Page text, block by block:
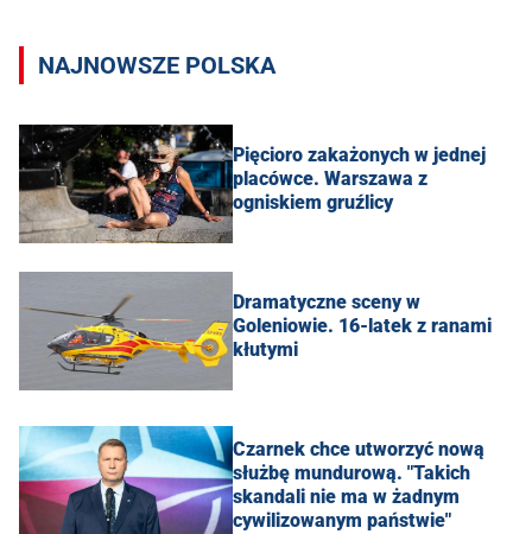
NAJNOWSZE POLSKA
Pięcioro zakażonych w jednej
placówce. Warszawa z
ogniskiem gruźlicy
Dramatyczne sceny w
Goleniowie. 16-latek z ranami
kłutymi
Czarnek chce utworzyć nową
służbę mundurową. "Takich
skandali nie ma w żadnym
cywilizowanym państwie"